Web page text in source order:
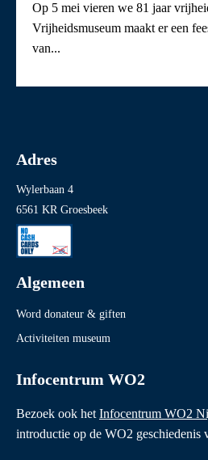
Op 5 mei vieren we 81 jaar
Vrijheidsmuseum maakt er een
van...
Adres
Wylerbaan 4
6561 KR Groesbeek
Algemeen
Word donateur & giften
Activiteiten museum
Infocentrum WO2
Bezoek ook het Infocentrum WO2
introductie op de WO2 geschiedenis